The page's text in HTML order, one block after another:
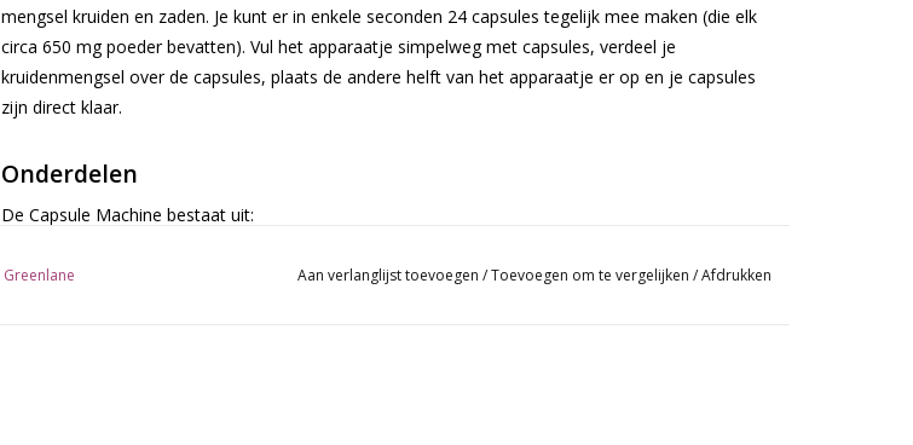
mengsel kruiden en zaden. Je kunt er in enkele seconden 24 capsules tegelijk mee maken (die elk
circa 650 mg poeder bevatten). Vul het apparaatje simpelweg met capsules, verdeel je
kruidenmengsel over de capsules, plaats de andere helft van het apparaatje er op en je capsules
zijn direct klaar.
Onderdelen
De Capsule Machine bestaat uit:
Wit kaartje voor het gladstrijken
Greenlane Aan verlanglijst toevoegen /Toevoegen om te vergelijken /Afdrukken